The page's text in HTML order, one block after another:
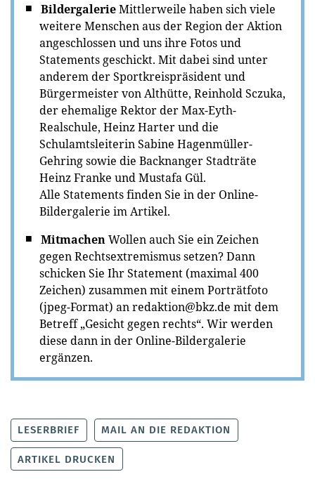
BildergalerieMittlerweile haben sich viele
weitere Menschen aus der Region der Aktion
angeschlossen und uns ihre Fotos und
Statements geschickt. Mit dabei sind unter
anderem der Sportkreispräsident und
Bürgermeister von Althütte, Reinhold Sczuka,
der ehemalige Rektor der Max-Eyth-
Realschule, Heinz Harter und die
Schulamtsleiterin Sabine Hagenmüller-
Gehring sowie die Backnanger Stadträte
Heinz Franke und Mustafa Gül.
Alle Statements finden Sie in der Online-
Bildergalerie im Artikel.
MitmachenWollen auch Sie ein Zeichen
gegen Rechtsextremismus setzen? Dann
schicken Sie Ihr Statement (maximal 400
Zeichen) zusammen mit einem Porträtfoto
(jpeg-Format) anredaktion@bkz.de mit dem
Betreff „Gesicht gegen rechts“. Wir werden
diese dann in der Online-Bildergalerie
ergänzen.
LESERBRIEF MAIL AN DIE REDAKTION
ARTIKEL DRUCKEN